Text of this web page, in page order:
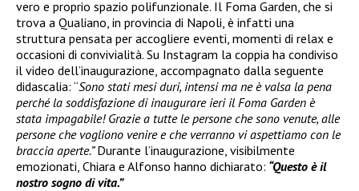
vero e proprio spazio polifunzionale. Il Foma Garden, che si
trova a Qualiano, in provincia di Napoli, è infatti una
struttura pensata per accogliere eventi, momenti di relax e
occasioni di convivialità. Su Instagram la coppia ha condiviso
il video dell’inaugurazione, accompagnato dalla seguente
didascalia: “Sono stati mesi duri, intensi ma ne è valsa la pena
perché la soddisfazione di inaugurare ieri il Foma Garden è
stata impagabile! Grazie a tutte le persone che sono venute, alle
persone che vogliono venire e che verranno vi aspettiamo con le
braccia aperte.”Durante l’inaugurazione, visibilmente
emozionati, Chiara e Alfonso hanno dichiarato: “Questo è il
nostro sogno di vita.”